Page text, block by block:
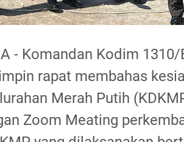
- Komandan Kodim
rapat membahas
Merah Putih
Zoom Meating